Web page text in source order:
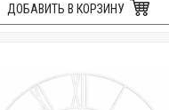
ДОБАВИТЬ В КОРЗИНУ